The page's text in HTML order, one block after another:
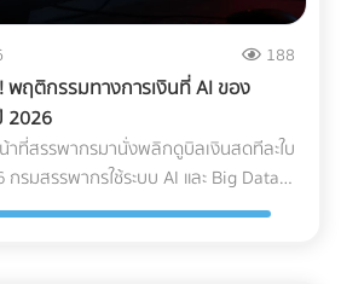
บรับรองมาตรฐาน เช่น ISO 13485
รับเครื่องมือแพทย์) หรือ GDP (Good
เพื่อการันตีความมืออาชีพ ระบบติดตาม
ในยุคนี้ การเช็กแค่ว่า "ของถึง
ต้องมีเซนเซอร์ IoT ติดไว้กับกล่องสินค้า
งกระแทก), อุณหภูมิ และความเอียง (Tilt)
มูลเหล่านี้สามารถใช้เป็นหลักฐานยืนยัน
ด้ สรุปความคุ้มค่า (ROI):
Landing Page) อย่าส่งลูกค้ากลุ่ม
บไซต์โรงแรมทั่วไป ให้สร้างหน้า Landing
กเพื่อขายแพ็กเกจ Long-stay โดย
พห้องทำงานที่สว่าง มีปลั๊กไฟเพียงพอ
ร์เน็ตอย่างชัดเจน พร้อมปุ่ม Call-to-
ารจองตรง (Direct Booking) ทันที 2.
Work" เพื่ออัปราคา (Upselling) แทนที่
แข่งกับอพาร์ตเมนต์ ให้คุณเพิ่มมูลค่า
188
ติกรรมทางการเงินที่ AI ของ
2026
าที่สรรพากรมานั่งพลิกดูบิลเงินสดทีละใบ
รมสรรพากรใช้ระบบ AI และ Big Data
งการเงินของธุรกิจแบบเรียลไทม์ (Real-